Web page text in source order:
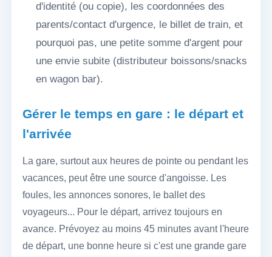
d'identité (ou copie), les coordonnées des
parents/contact d'urgence, le billet de train, et
pourquoi pas, une petite somme d'argent pour
une envie subite (distributeur boissons/snacks
en wagon bar).
Gérer le temps en gare : le départ et
l'arrivée
La gare, surtout aux heures de pointe ou pendant les
vacances, peut être une source d'angoisse. Les
foules, les annonces sonores, le ballet des
voyageurs... Pour le départ, arrivez toujours en
avance. Prévoyez au moins 45 minutes avant l'heure
de départ, une bonne heure si c'est une grande gare